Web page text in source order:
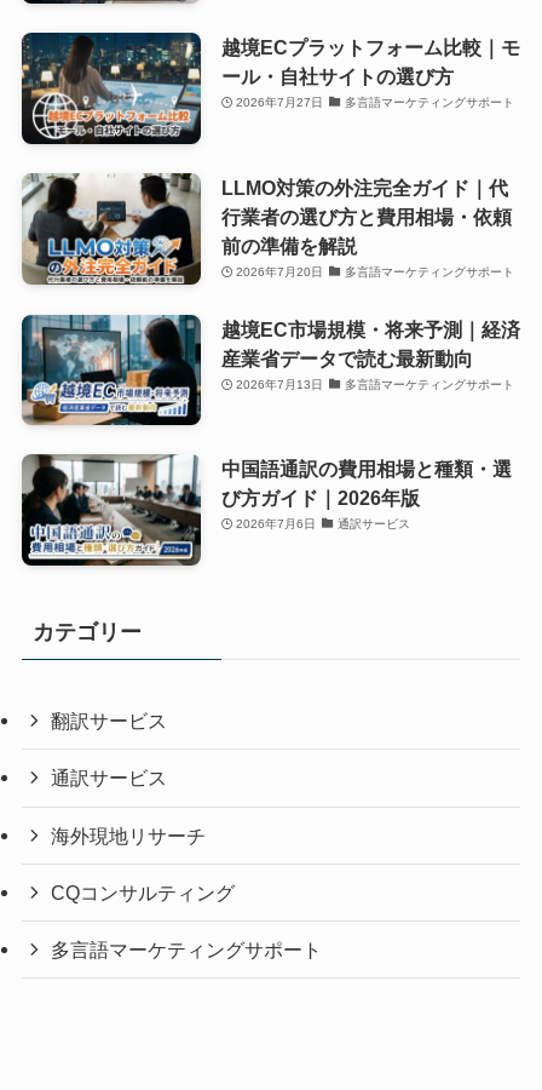
越境ECプラットフォーム比較｜モ
ール・自社サイトの選び方
2026年7月27日 多言語マーケティングサポート
LLMO対策の外注完全ガイド｜代
行業者の選び方と費用相場・依頼
前の準備を解説
2026年7月20日 多言語マーケティングサポート
越境EC市場規模・将来予測｜経済
産業省データで読む最新動向
2026年7月13日 多言語マーケティングサポート
中国語通訳の費用相場と種類・選
び方ガイド｜2026年版
2026年7月6日 通訳サービス
カテゴリー
翻訳サービス
通訳サービス
海外現地リサーチ
CQコンサルティング
多言語マーケティングサポート